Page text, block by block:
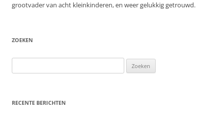
grootvader van acht kleinkinderen, en weer gelukkig getrouwd.
ZOEKEN
naar:
RECENTE BERICHTEN